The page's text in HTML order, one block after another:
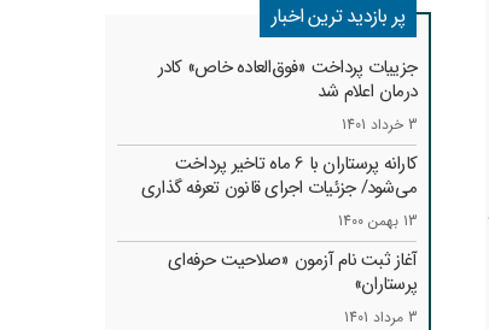
پر بازدید ترین اخبار
جزییات پرداخت «فوق‌العاده خاص» کادر
درمان اعلام شد
3 خرداد 1401
کارانه‌ پرستاران با 6 ماه تاخیر پرداخت
می‌شود/ جزئیات اجرای قانون تعرفه گذاری
13 بهمن 1400
آغاز ثبت نام آزمون «صلاحیت حرفه‌ای
پرستاران»
3 مرداد 1401